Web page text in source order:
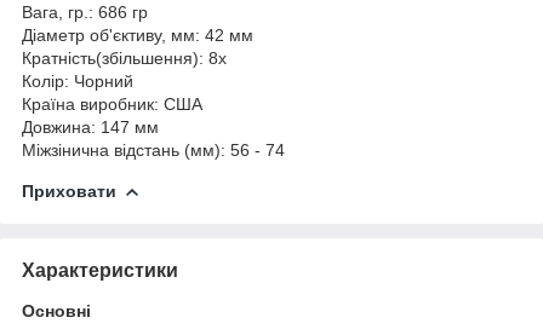
Вага, гр.: 686 гр
Діаметр об'єктиву, мм: 42 мм
Кратність(збільшення): 8х
Колір: Чорний
Країна виробник: США
Довжина: 147 мм
Міжзінична відстань (мм): 56 - 74
Приховати
Характеристики
Основні